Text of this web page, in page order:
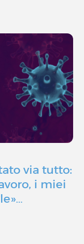
via tutto:
i miei